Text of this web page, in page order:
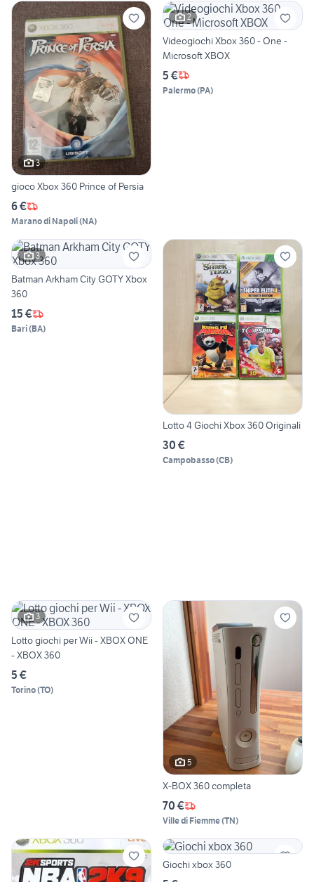
3
gioco Xbox 360 Prince of Persia
6 €
Marano di Napoli(NA)
2
Videogiochi Xbox 360 - One -
Microsoft XBOX
5 €
Palermo(PA)
3
Batman Arkham City GOTY Xbox
360
15 €
Bari(BA)
Lotto 4 Giochi Xbox 360 Originali
30 €
Campobasso(CB)
3
Lotto giochi per Wii - XBOX ONE
- XBOX 360
5 €
Torino(TO)
5
X-BOX 360 completa
70 €
Ville di Fiemme(TN)
Giochi xbox 360